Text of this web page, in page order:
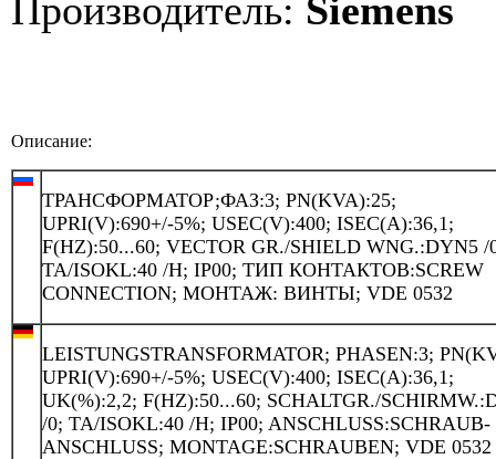
Производитель: Siemens
Описание:
ТРАНСФОРМАТОР;ФАЗ:3; PN(KVA):25;
UPRI(V):690+/-5%; USEC(V):400; ISEC(A):36,1;
F(HZ):50...60; VECTOR GR./SHIELD WNG.:DYN5 /
TA/ISOKL:40 /H; IP00; ТИП КОНТАКТОВ:SCREW
CONNECTION; МОНТАЖ: ВИНТЫ; VDE 0532
LEISTUNGSTRANSFORMATOR; PHASEN:3;
UPRI(V):690+/-5%; USEC(V):400; ISEC(A):36,1;
UK(%):2,2; F(HZ):50...60; SCHALTGR./
/0; TA/ISOKL:40 /H; IP00; ANSCHLUSS:SCHRAUB-
ANSCHLUSS; MONTAGE:SCHRAUBEN; VDE 0532